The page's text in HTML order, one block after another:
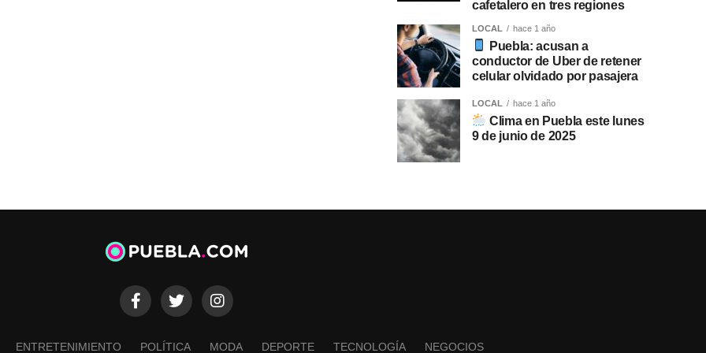
cafetalero en tres regiones
LOCAL hace 1 año
Puebla: acusan a
conductor de Uber de retener
celular olvidado por pasajera
LOCAL hace 1 año
Clima en Puebla este lunes
9 de junio de 2025
ENTRETENIMIENTO POLÍTICA MODA DEPORTE TECNOLOGÍA NEGOCIOS